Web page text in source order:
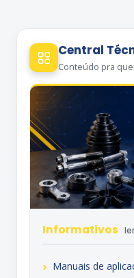
Central
Conteúdo pra
Informativos
Manuais de